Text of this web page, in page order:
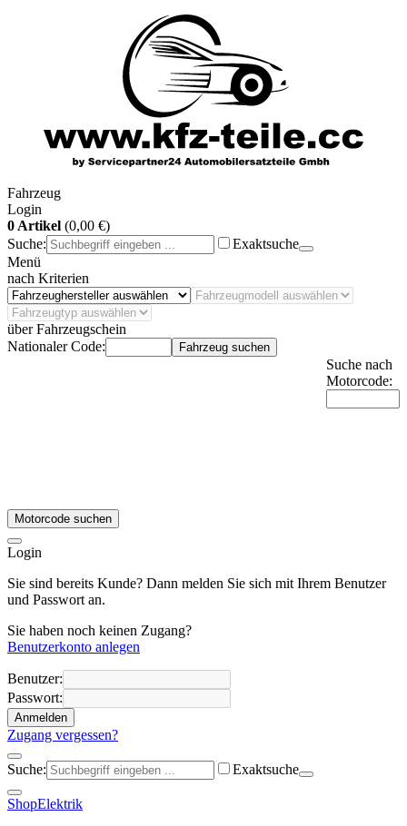
Fahrzeug
Login
0 Artikel (0,00 €)
Suche:
Exaktsuche
Menü
nach Kriterien
über Fahrzeugschein
Nationaler Code:
Fahrzeug suchen
Suche nach
Motorcode:
Motorcode suchen
Login
Sie sind bereits Kunde? Dann melden Sie sich mit Ihrem Benutzer
und Passwort an.
Sie haben noch keinen Zugang?
Benutzerkonto anlegen
Benutzer:
Passwort:
Anmelden
Zugang vergessen?
Suche: Exaktsuche
ShopElektrik